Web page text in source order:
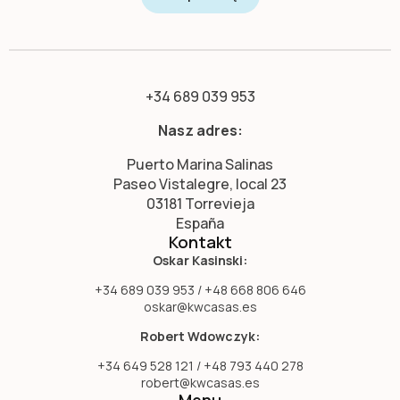
+34 689 039 953
Nasz adres:
Puerto Marina Salinas
Paseo Vistalegre, local 23
03181 Torrevieja
España
Kontakt
Oskar Kasinski:
+34 689 039 953 / +48 668 806 646
oskar@kwcasas.es
Robert Wdowczyk:
+34 649 528 121 / +48 793 440 278
robert@kwcasas.es